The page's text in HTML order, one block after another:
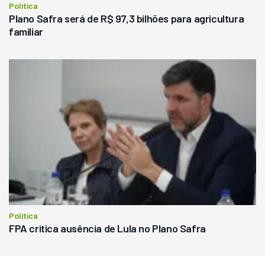
Política
Plano Safra será de R$ 97,3 bilhões para agricultura
familiar
Política
FPA critica ausência de Lula no Plano Safra